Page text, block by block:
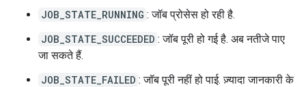
JOB_STATE_RUNNING : जॉब प्रोसेस हो रही है.
JOB_STATE_SUCCEEDED : जॉब पूरी हो गई है. अब नतीजे पाए
जा सकते हैं.
JOB_STATE_FAILED : जॉब पूरी नहीं हो पाई. ज़्यादा जानकारी के